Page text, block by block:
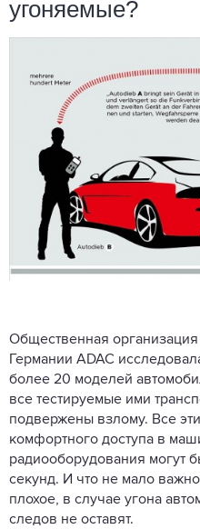
угоняемые?
Общественная организация
Германии ADAC
более 20 моделей
все тестируемые ими
подвержены взлому. Все
комфортного доступа в
радиооборудования могут
секунд. И что не мало
плохое, в случае угона
следов не оставят.